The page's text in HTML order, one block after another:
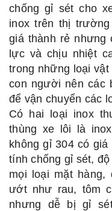
chống gỉ sét cho
inox trên thị
giá thành rẻ nhưng
lực và chịu nhiệt
trong những loại
con người nên các
để vận chuyển các
Có hai loại inox
thùng xe lôi là
không gỉ 304 có
tính chống gỉ sét,
mọi loại mặt
ướt như rau, tôm
nhưng dễ bị gỉ